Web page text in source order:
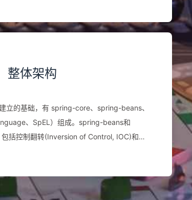
整体架构
立的基础，有 spring-core、spring-beans、
、SpEL）组成。spring-beans和
BeanFactory容器才会对该Bean进行实例化与